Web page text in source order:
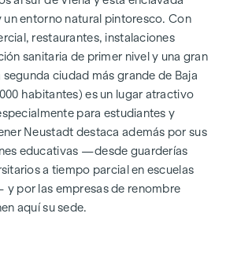
o en el ático, para una persona sola
uso propio o como inversión: los
con superficies de entre unos 52
exterior privada), satisfacen tus
El proyecto ya está terminado.
espacio para cochecitos,
y zonas de descanso, así como
completan la oferta de este
moderno y sostenible. Se puede
subterráneo (a partir de
un entorno natural pintoresco. Con
restaurantes, instalaciones
sanitaria de primer nivel y una gran
ciudad más grande de Baja
habitantes) es un lugar atractivo
para estudiantes y
Neustadt destaca además por sus
educativas —desde guarderías
a tiempo parcial en escuelas
por las empresas de renombre
aquí su sede.